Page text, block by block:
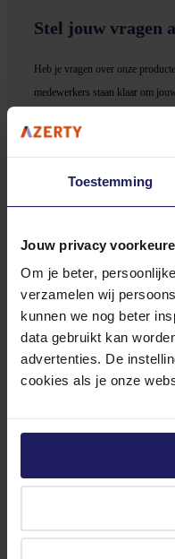
Toestemming
Jouw privacy
Om je beter,
verzamelen wij
kunnen we nog beter
data gebruikt kan
advertenties. De
cookies als je onze
Stel jouw vragen
Heb je vragen over onze
medewerkers staan klaar om
Onze klantenservice is via mail
tot 17.00 uur en op zaterdag van
Bekijk